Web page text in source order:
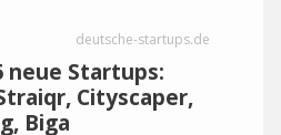
deutsche-startups.de
neue Startups:
Cityscaper,
Biga